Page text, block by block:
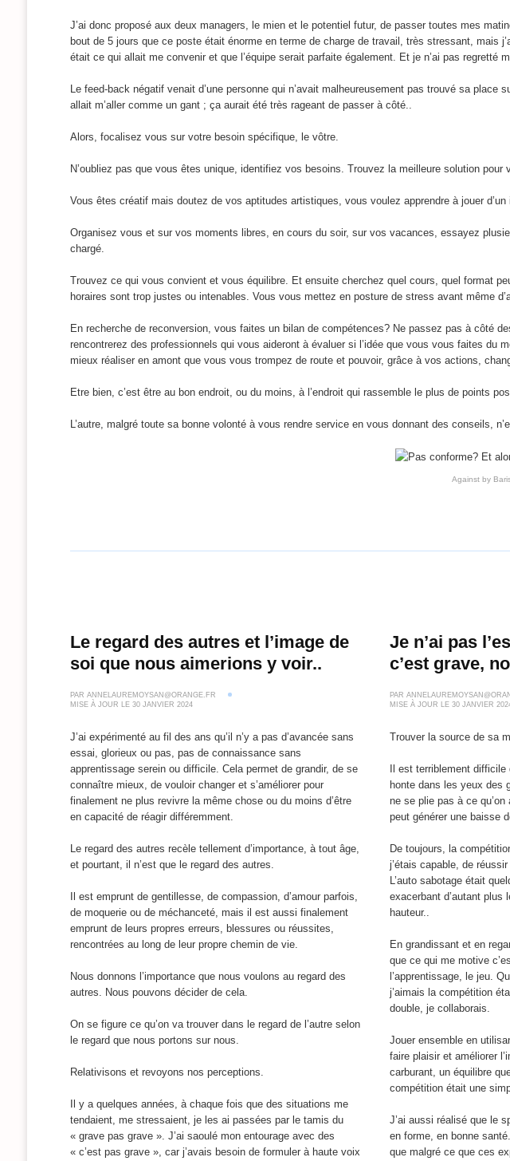
J’ai donc proposé aux deux managers, le mien et le potentiel futur, de passer toutes mes
bout de 5 jours que ce poste était énorme en terme de charge de travail, très stressant, mais
était ce qui allait me convenir et que l’équipe serait parfaite également. Et je n’ai pas regretté
Le feed-back négatif venait d’une personne qui n’avait malheureusement pas trouvé sa
allait m’aller comme un gant ; ça aurait été très rageant de passer à côté..
Alors, focalisez vous sur votre besoin spécifique, le vôtre.
N’oubliez pas que vous êtes unique, identifiez vos besoins. Trouvez la meilleure solution
Vous êtes créatif mais doutez de vos aptitudes artistiques, vous voulez apprendre à jouer d’un
Organisez vous et sur vos moments libres, en cours du soir, sur vos vacances, essayez
chargé.
Trouvez ce qui vous convient et vous équilibre. Et ensuite cherchez quel cours, quel format
horaires sont trop justes ou intenables. Vous vous mettez en posture de stress avant même
En recherche de reconversion, vous faites un bilan de compétences? Ne passez pas à côté
rencontrerez des professionnels qui vous aideront à évaluer si l’idée que vous vous faites
mieux réaliser en amont que vous vous trompez de route et pouvoir, grâce à vos actions,
Etre bien, c’est être au bon endroit, ou du moins, à l’endroit qui rassemble le plus de points
L’autre, malgré toute sa bonne volonté à vous rendre service en vous donnant des conseils,
Against by
Le regard des autres et l’image de
soi que nous aimerions y voir..
PAR ANNELAUREMOYSAN@ORANGE.FR
MISE À JOUR LE 30 JANVIER 2024
J’ai expérimenté au fil des ans qu’il n’y a pas d’avancée sans
essai, glorieux ou pas, pas de connaissance sans
apprentissage serein ou difficile. Cela permet de grandir, de se
connaître mieux, de vouloir changer et s’améliorer pour
finalement ne plus revivre la même chose ou du moins d’être
en capacité de réagir différemment.
Le regard des autres recèle tellement d’importance, à tout âge,
et pourtant, il n’est que le regard des autres.
Il est emprunt de gentillesse, de compassion, d’amour parfois,
de moquerie ou de méchanceté, mais il est aussi finalement
emprunt de leurs propres erreurs, blessures ou réussites,
rencontrées au long de leur propre chemin de vie.
Nous donnons l’importance que nous voulons au regard des
autres. Nous pouvons décider de cela.
On se figure ce qu’on va trouver dans le regard de l’autre selon
le regard que nous portons sur nous.
Relativisons et revoyons nos perceptions.
Il y a quelques années, à chaque fois que des situations me
tendaient, me stressaient, je les ai passées par le tamis du
« grave pas grave ». J’ai saoulé mon entourage avec des
« c’est pas grave », car j’avais besoin de formuler à haute voix
Je n’ai pas
c’est grave,
PAR
MISE À JOUR LE30 JANVIER
Trouver la source de sa
Il est terriblement
honte dans les yeux des
ne se plie pas à ce
peut générer une baisse
De toujours, la
j’étais capable, de
L’auto sabotage était
exacerbant d’autant
hauteur..
En grandissant et en
que ce qui me motive
l’apprentissage, le jeu.
j’aimais la compétition
double, je collaborais.
Jouer ensemble en
faire plaisir et améliorer
carburant, un équilibre
compétition était une
J’ai aussi réalisé que le
en forme, en bonne
que malgré ce que ces